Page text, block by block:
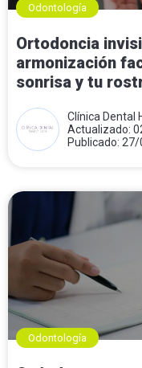
Odontología
Ortodoncia
armonización
sonrisa y tu
Clínica Dental
Mora
Actualizado:
Publicado:
Odontología